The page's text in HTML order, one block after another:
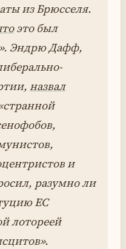
из Брюсселя.
это был
Эндрю Дафф,
назвал
и
разумно ли
ЕС
лотореей